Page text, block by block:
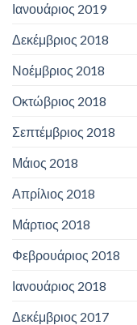
Ιανουάριος 2019
Δεκέμβριος 2018
Νοέμβριος 2018
Οκτώβριος 2018
Σεπτέμβριος 2018
Μάιος 2018
Απρίλιος 2018
Μάρτιος 2018
Φεβρουάριος 2018
Ιανουάριος 2018
Δεκέμβριος 2017